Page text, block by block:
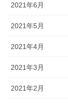
2021年6月
2021年5月
2021年4月
2021年3月
2021年2月